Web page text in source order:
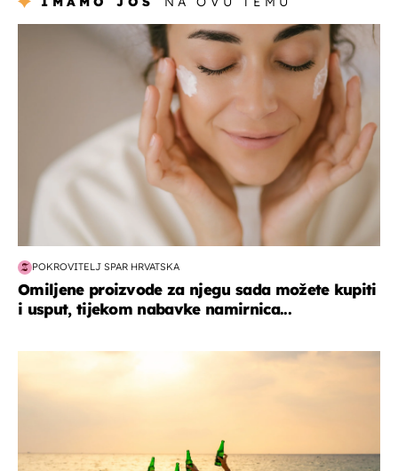
moda & ljepota
POKROVITELJ SPAR HRVATSKA
Omiljene proizvode za njegu sada možete kupiti
i usput, tijekom nabavke namirnica...